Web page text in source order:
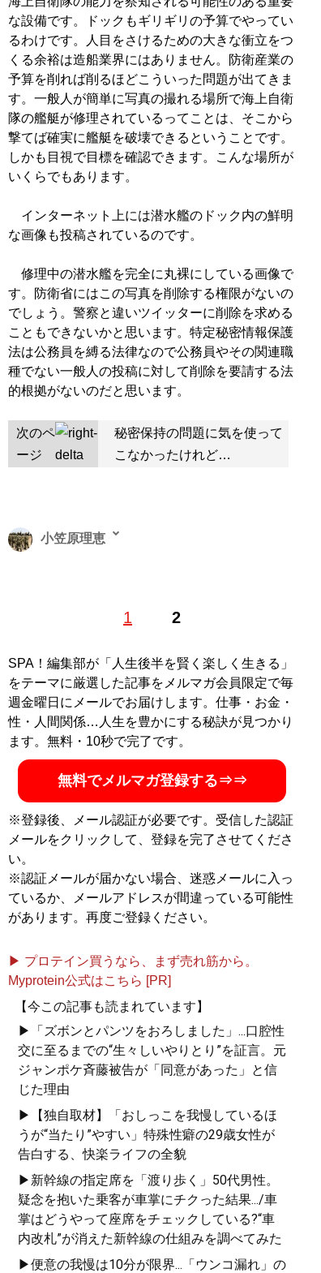
な設備です。ドックもギリギリの予算でやってい
るわけです。人目をさけるための大きな衝立をつ
くる余裕は造船業界にはありません。防衛産業の
予算を削れば削るほどこういった問題が出てきま
す。一般人が簡単に写真の撮れる場所で海上自衛
隊の艦艇が修理されているってことは、そこから
撃てば確実に艦艇を破壊できるということです。
しかも目視で目標を確認できます。こんな場所が
いくらでもあります。
インターネット上には潜水艦のドック内の鮮明
な画像も投稿されているのです。
修理中の潜水艦を完全に丸裸にしている画像で
す。防衛省にはこの写真を削除する権限がないの
でしょう。警察と違いツイッターに削除を求める
こともできないかと思います。特定秘密情報保護
法は公務員を縛る法律なので公務員やその関連職
種でない一般人の投稿に対して削除を要請する法
的根拠がないのだと思います。
次のペ
ージ
秘密保持の問題に気を使って
こなかったけれど…
1 2
小笠原理恵
自衛隊員は基地のトイレットペーパーを
論』『WiLL』『夕刊フジ』等にも寄稿する。雅号・静
苑。@riekabot
『自衛隊員は基地のトイレットペーパーを「自
腹」で買う』
日本の安全保障を担う自衛隊員が、理不尽な環
記事一覧へ
SPA！編集部が「人生後半を賢く楽しく生きる」
をテーマに厳選した記事をメルマガ会員限定で毎
週金曜日にメールでお届けします。仕事・お金・
性・人間関係…人生を豊かにする秘訣が見つかり
ます。無料・10秒で完了です。
無料でメルマガ登録する⇒⇒
※登録後、メール認証が必要です。受信した認証
メールをクリックして、登録を完了させてくださ
い。
※認証メールが届かない場合、迷惑メールに入っ
ているか、メールアドレスが間違っている可能性
があります。再度ご登録ください。
▶ プロテイン買うなら、まず売れ筋から。
Myprotein公式はこちら [PR]
【今この記事も読まれています】
▶「ズボンとパンツをおろしました」...口腔性
交に至るまでの“生々しいやりとり”を証言。元
ジャンポケ斉藤被告が「同意があった」と信
じた理由
▶【独自取材】「おしっこを我慢しているほ
うが“当たり”やすい」特殊性癖の29歳女性が
告白する、快楽ライフの全貌
▶新幹線の指定席を「渡り歩く」50代男性。
疑念を抱いた乗客が車掌にチクった結果.../車
掌はどうやって座席をチェックしている?“車
内改札”が消えた新幹線の仕組みを調べてみた
▶便意の我慢は10分が限界...「ウンコ漏れ」の